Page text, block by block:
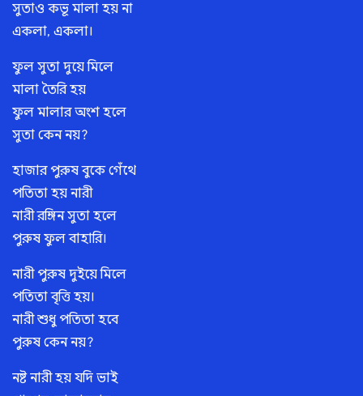
সুতাও কভূ মালা হয় না
একলা, একলা।
ফুল সুতা দুয়ে মিলে
মালা তৈরি হয়
ফুল মালার অংশ হলে
সুতা কেন নয়?
হাজার পুরুষ বুকে গেঁথে
পতিতা হয় নারী
নারী রঙ্গিন সুতা হলে
পুরুষ ফুল বাহারি।
নারী পুরুষ দুইয়ে মিলে
পতিতা বৃত্তি হয়।
নারী শুধু পতিতা হবে
পুরুষ কেন নয়?
নষ্ট নারী হয় যদি ভাই